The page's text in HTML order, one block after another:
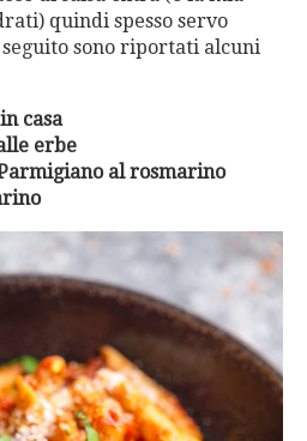
quindi spesso servo
sono riportati alcuni
casa
erbe
al rosmarino